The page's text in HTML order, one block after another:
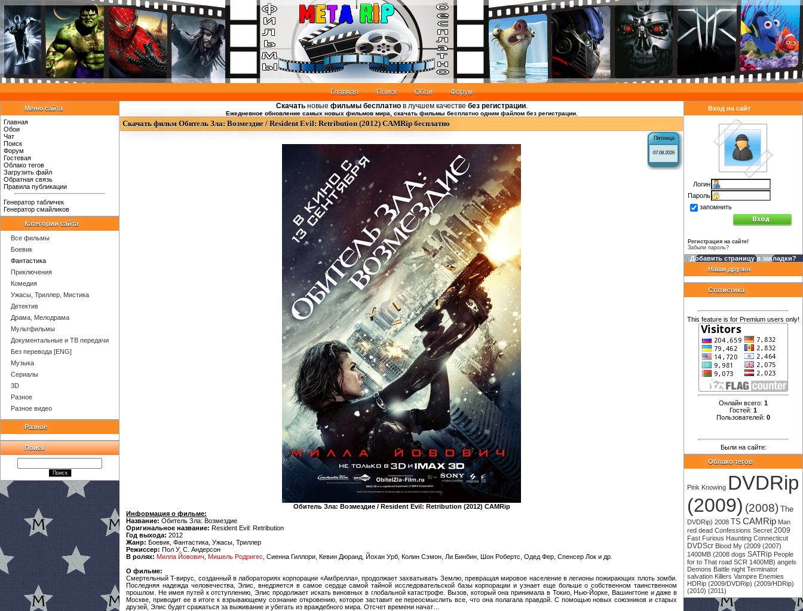
Главная Поиск Обои Форум
Меню сайта
Главная
Обои
Чат
Поиск
Форум
Гостевая
Облако тегов
Загрузить файл
Обратная связь
Правила публикации
Генератор табличек
Генератор смайликов
Категории сайта
Все фильмы
Боевик
Фантастика
Приключения
Комедия
Ужасы, Триллер, Мистика
Детектив
Драма, Мелодрама
Мультфильмы
Документальные и ТВ передачи
Без перевода [ENG]
Музыка
Сериалы
3D
Разное
Разное видео
Разное
Поиск
Скачатьновые фильмы бесплатнов лучшем качестве без регистрации.
Ежедневное обновление самых новых фильмов мира, скачать фильмы бесплатно одним файлом без регистрации.
Скачать фильм Обитель Зла: Возмездие / Resident Evil: Retribution (2012) CAMRip бесплатно
Пятница
07.08.2026
Обитель Зла: Возмездие / Resident Evil: Retribution (2012) CAMRip
Информация о фильме:
Название: Обитель Зла: Возмездие
Оригинальное название: Resident Evil: Retribution
Год выхода: 2012
Жанр: Боевик, Фантастика, Ужасы, Триллер
Режиссер: Пол У. С. Андерсон
В ролях: Милла Йовович Мишель Родригес , Сиенна Гиллори, Кевин Дюранд, Йохан Урб, Колин Сэмон, Ли Бинбин, Шон Робертс, Одед Фер, Спенсер Лок и др.
О фильме:
Смертельный T-вирус, созданный в лабораториях корпорации «Амбрелла», продолжает захватывать Землю, превращая мировое население в легионы пожирающих плоть зомби.
Последняя надежда человечества, Элис, внедряется в самое сердце самой тайной исследовательской базы корпорации и узнает еще больше о собственном таинственном
прошлом. Не имея путей к отступлению, Элис продолжает искать виновных в глобальной катастрофе. Вызов, который она принимала в Токио, Нью-Йорке, Вашингтоне и даже в
Москве, приводит ее в итоге к взрывающему сознание откровению, которое заставит ее переосмыслить все, что она полагала правдой. С помощью новых союзников и старых
друзей, Элис будет сражаться за выживание и убегать из враждебного мира. Отсчет времени начат…
Вход на сайт
Логин
Пароль
запомнить
Регистрация на сайте!
Забыли пароль?
Добавить страницу в закладки?
Наши друзья
Статистика
This feature is for Premium users only!
Онлайн всего: 1
Гостей: 1
Пользователей: 0
Были на сайте:
Облако тегов
Pink Knowing DVDRip
(2009) (2008) The
DVDRip) 2008 TS CAMRip Man
red dead Confessions Secret 2009
Fast Furious Haunting Connecticut
DVDScr Blood My (2009 (2007)
1400MB (2008 dogs SATRip People
for to That road SCR 1400MB) angels
Demons Battle night Terminator
salvation Killers Vampire Enemies
HDRip (2009/DVDRip) (2009/HDRip)
(2010) (2011)